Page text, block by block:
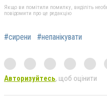
Якщо ви помітили помилку, виділіть
повідомити про це редакцію
#сирени #непанікувати
Авторизуйтесь, щоб оцінити